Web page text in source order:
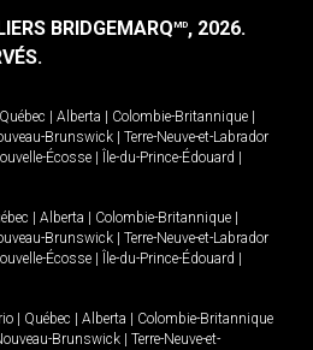
BRIDGEMARQMD, 2026.
Québec Alberta Colombie-Britannique
Brunswick
Terre-Neuve-et-Labrador
Écosse Île-du-Prince-Édouard
Alberta Colombie-Britannique
Brunswick
Terre-Neuve-et-Labrador
Écosse Île-du-Prince-Édouard
Québec Alberta
Colombie-Britannique
Brunswick
Terre-Neuve-et-